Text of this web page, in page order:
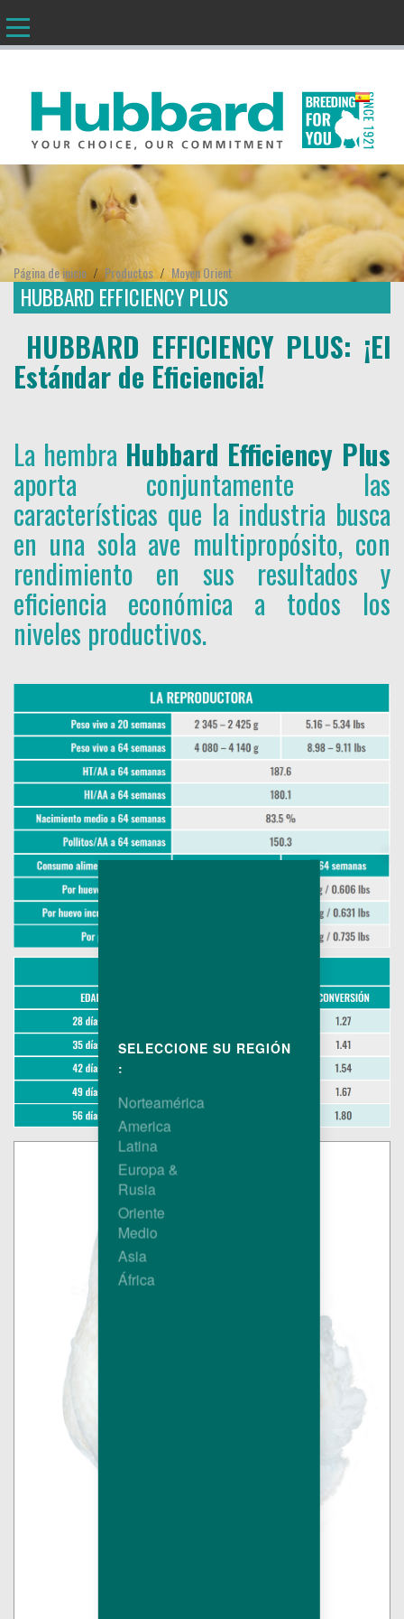
ES
Página de inicio / Productos/Moyen Orient
HUBBARD EFFICIENCY PLUS
HUBBARD EFFICIENCY PLUS: ¡El
Estándar de Eficiencia!
La hembra Hubbard Efficiency Plus
aporta conjuntamente las
características que la industria busca
en una sola ave multipropósito, con
rendimiento en sus resultados y
eficiencia económica a todos los
niveles productivos.
SELECCIONE SU REGIÓN
:
Norteamérica
America
Latina
Europa &
Rusia
Oriente
Medio
Asia
África